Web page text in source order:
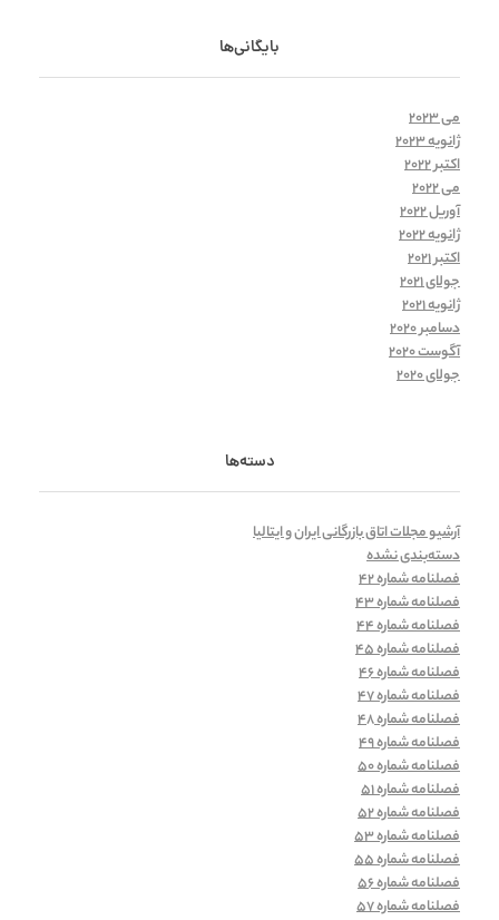
بایگانی‌ها
می 2023
ژانویه 2023
اکتبر 2022
می 2022
آوریل 2022
ژانویه 2022
اکتبر 2021
جولای 2021
ژانویه 2021
دسامبر 2020
آگوست 2020
جولای 2020
دسته‌ها
آرشیو مجلات اتاق بازرگانی ایران و ایتالیا
دسته‌بندی نشده
فصلنامه شماره 42
فصلنامه شماره 43
فصلنامه شماره 44
فصلنامه شماره 45
فصلنامه شماره 46
فصلنامه شماره 47
فصلنامه شماره 48
فصلنامه شماره 49
فصلنامه شماره 50
فصلنامه شماره 51
فصلنامه شماره 52
فصلنامه شماره 53
فصلنامه شماره 55
فصلنامه شماره 56
فصلنامه شماره 57